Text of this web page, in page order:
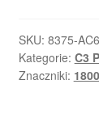
SKU: 8375-
Kategorie: C3
Znaczniki: